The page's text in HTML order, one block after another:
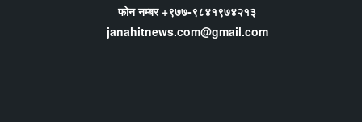
फोन नम्बर +९७७-९८४१९७४२१३
janahitnews.com@gmail.com